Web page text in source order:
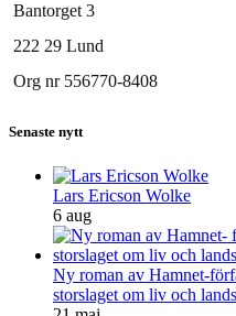
Bantorget 3
222 29 Lund
Org nr 556770-8408
Senaste nytt
Lars Ericson Wolke
6 aug
Ny roman av Hamnet-
storslaget om liv och